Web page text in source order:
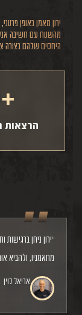
הרצאות
+
ירון מאמן באופן
מהשטח עם חשיבה
היחסים שלהם בצורה
“ירון ניחן
מתאמניו, ולהביא
אריאל לוין